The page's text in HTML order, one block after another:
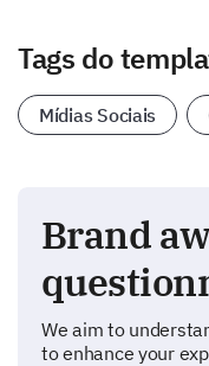
Tags do
Mídias Sociais
Brand
We aim to
to enhance your